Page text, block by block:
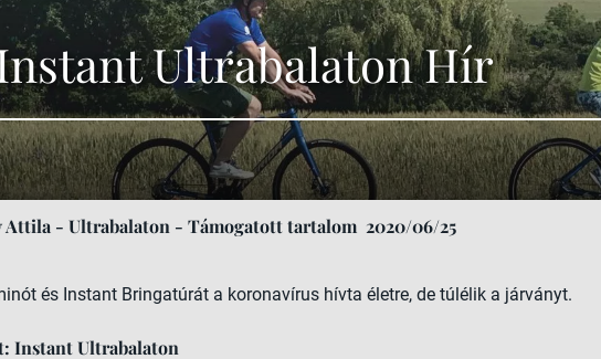
Ultrabalaton Hír
Attila - Ultrabalaton - Támogatott tartalom 2020/06/25
és Instant Bringatúrát a koronavírus hívta életre, de túlélik a járványt.
Instant Ultrabalaton